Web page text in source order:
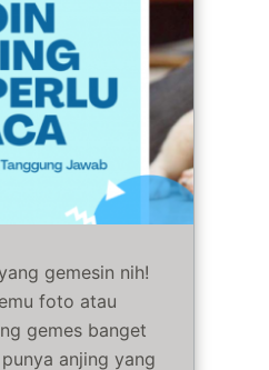
gemesin nih!
foto atau
gemes banget
anjing yang